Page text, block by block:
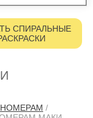
СПИРАЛЬНЫЕ
/